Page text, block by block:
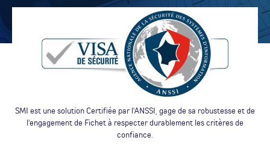
SMI est une solution Certifiée par l'ANSSI, gage de sa robustesse et de
l'engagement de Fichet à respecter durablement les critères de
confiance.